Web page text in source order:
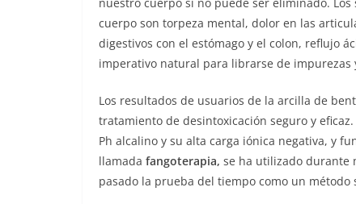
cuerpo son torpeza mental, dolor en las
digestivos con el estómago y el colon, reflujo
imperativo natural para librarse de
Los resultados de usuarios de la arcilla de
tratamiento de desintoxicación seguro y
Ph alcalino y su alta carga iónica negativa, y
llamada fangoterapia, se ha utilizado durante
pasado la prueba del tiempo como un